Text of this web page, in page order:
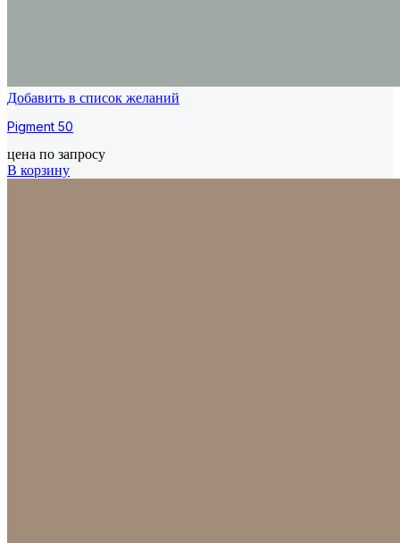
Добавить в список желаний
Pigment 50
цена по запросу
В корзину